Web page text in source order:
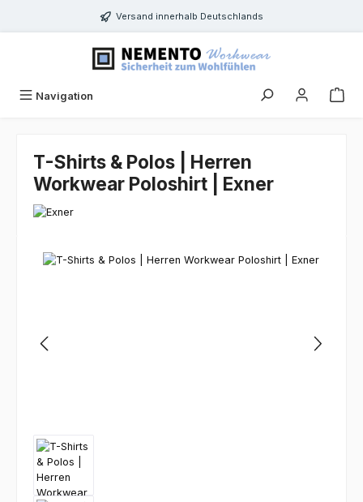
Zum Hauptinhalt springenVersand innerhalb Deutschlands
Navigation
T-Shirts & Polos | Herren
Workwear Poloshirt | Exner
Bildergalerie überspringen